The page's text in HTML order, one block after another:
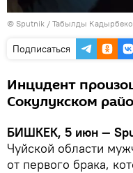
© Sputnik / Табылды
Подписаться
Инцидент
Сокулукском
БИШКЕК, 5 июн —
Чуйской области
от первого брака,